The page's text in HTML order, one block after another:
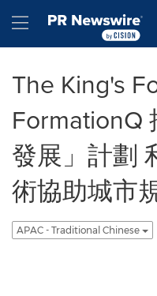
Hamburger menu
The King's
FormationQ
發展」計劃
術協助城市
APAC - Traditional Chinese